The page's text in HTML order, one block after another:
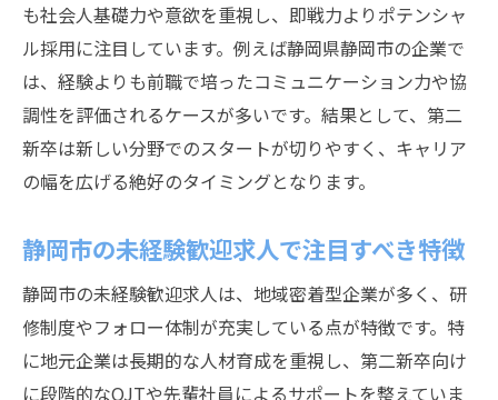
も社会人基礎力や意欲を重視し、即戦力よりポテンシャ
ル採用に注目しています。例えば静岡県静岡市の企業で
は、経験よりも前職で培ったコミュニケーション力や協
調性を評価されるケースが多いです。結果として、第二
新卒は新しい分野でのスタートが切りやすく、キャリア
の幅を広げる絶好のタイミングとなります。
静岡市の未経験歓迎求人で注目すべき特徴
静岡市の未経験歓迎求人は、地域密着型企業が多く、研
修制度やフォロー体制が充実している点が特徴です。特
に地元企業は長期的な人材育成を重視し、第二新卒向け
に段階的なOJTや先輩社員によるサポートを整えていま